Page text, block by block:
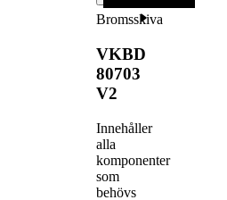
Bromsskiva
VKBD
80703
V2
Innehåller
alla
komponenter
som
behövs